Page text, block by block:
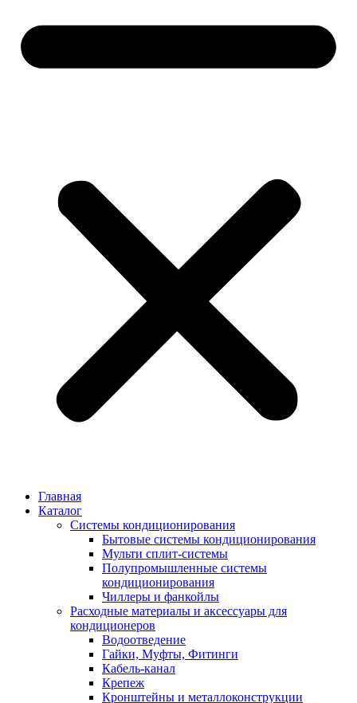
Главная
Каталог
Системы кондиционирования
Бытовые системы кондиционирования
Мульти сплит-системы
Полупромышленные системы
кондиционирования
Чиллеры и фанкойлы
Расходные материалы и аксессуары для
кондиционеров
Водоотведение
Гайки, Муфты, Фитинги
Кабель-канал
Крепеж
Кронштейны и металлоконструкции